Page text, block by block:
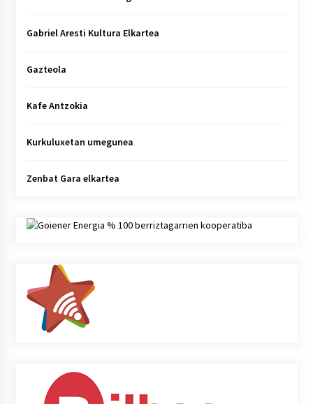
Gabriel Aresti Kultura Elkartea
Gazteola
Kafe Antzokia
Kurkuluxetan umegunea
Zenbat Gara elkartea